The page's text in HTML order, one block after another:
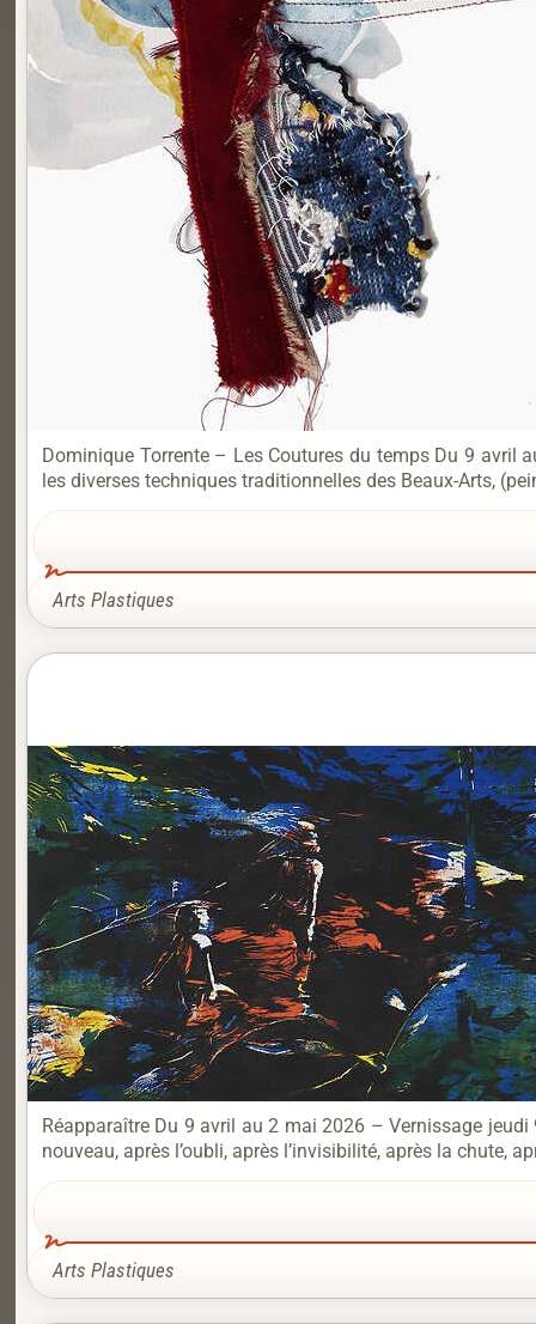
Dominique Torrente – Les Coutures du temps Du 9 avril
les diverses techniques traditionnelles des Beaux-Arts,
Arts Plastiques
Réapparaître Du 9 avril au 2 mai 2026 – Vernissage
nouveau, après l’oubli, après l’invisibilité, après la chute,
Arts Plastiques